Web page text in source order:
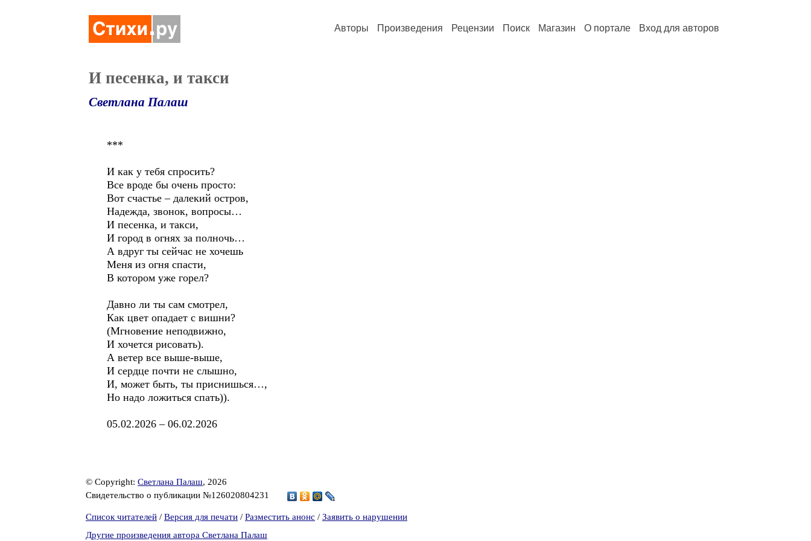
Авторы Произведения Рецензии Поиск Магазин О портале Вход для авторов
И песенка, и такси
Светлана Палаш
***
И как у тебя спросить?
Все вроде бы очень просто:
Вот счастье – далекий остров,
Надежда, звонок, вопросы…
И песенка, и такси,
И город в огнях за полночь…
А вдруг ты сейчас не хочешь
Меня из огня спасти,
В котором уже горел?
Давно ли ты сам смотрел,
Как цвет опадает с вишни?
(Мгновение неподвижно,
И хочется рисовать).
А ветер все выше-выше,
И сердце почти не слышно,
И, может быть, ты приснишься…,
Но надо ложиться спать)).
05.02.2026 – 06.02.2026
© Copyright: Светлана Палаш, 2026
Свидетельство о публикации №126020804231
Список читателей / Версия для печати / Разместить анонс / Заявить о нарушении
Другие произведения автора Светлана Палаш